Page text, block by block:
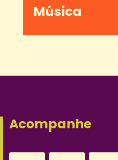
Música
Acompanhe